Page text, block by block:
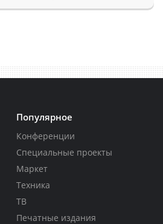
Популярное
Конференции
Специальные проекты
Маркет
Техника
ТВ
Печатные издания